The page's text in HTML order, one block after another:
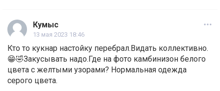
Кумыс
13 мая 2023 18:46
Кто то кукнар настойку перебрал.Видать коллективно.
😁🤣Закусывать надо.Где на фото камбинизон белого
цвета с желтыми узорами? Нормальная одежда
серого цвета.